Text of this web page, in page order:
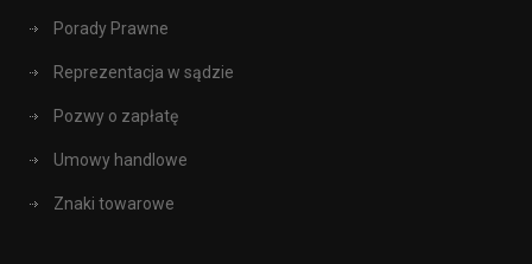
Porady Prawne
Reprezentacja w sądzie
Pozwy o zapłatę
Umowy handlowe
Znaki towarowe